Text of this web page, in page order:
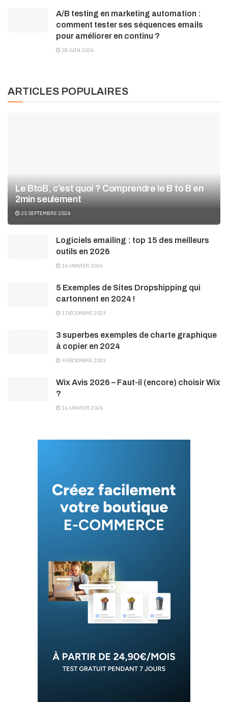
A/B testing en marketing automation :
comment tester ses séquences emails
pour améliorer en continu ?
28 JUIN 2026
ARTICLES POPULAIRES
Le BtoB, c’est quoi ? Comprendre le B to B en
2min seulement
25 SEPTEMBRE 2024
Logiciels emailing : top 15 des meilleurs
outils en 2026
16 JANVIER 2026
5 Exemples de Sites Dropshipping qui
cartonnent en 2024 !
1 DÉCEMBRE 2023
3 superbes exemples de charte graphique
à copier en 2024
9 DÉCEMBRE 2023
Wix Avis 2026 – Faut-il (encore) choisir Wix
?
16 JANVIER 2026